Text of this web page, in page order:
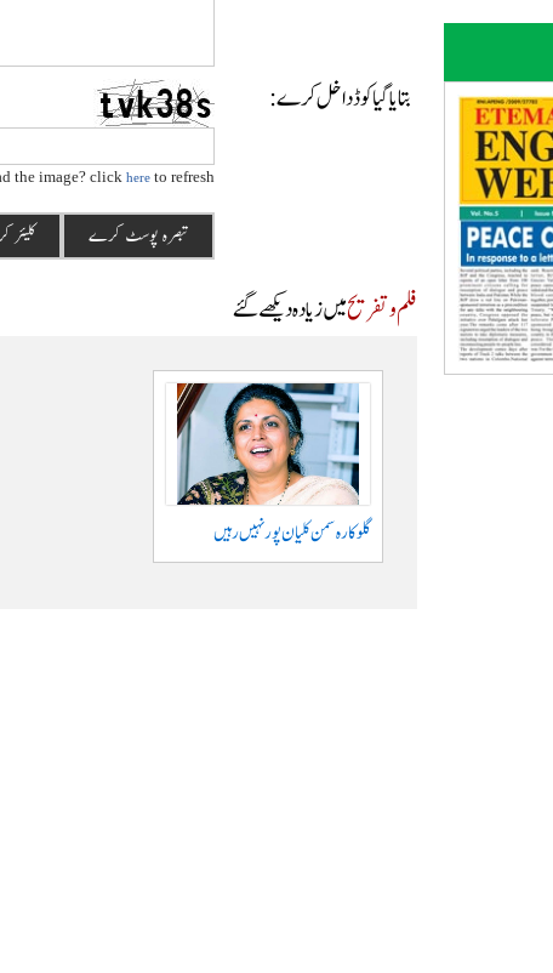
بتایا گیا کوڈ داخل کرے:
the image? click hereto refresh
فلم و تفریحمیں زیادہ دیکھے گئے
گلوکارہ سمن کلیان پور نہیں رہیں